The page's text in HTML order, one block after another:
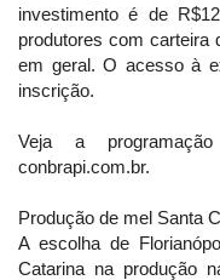
investimento é de
produtores com carteira
em geral. O acesso à
inscrição.
Veja a
conbrapi.com.br.
Produção de mel Santa
A escolha de
Catarina na produção